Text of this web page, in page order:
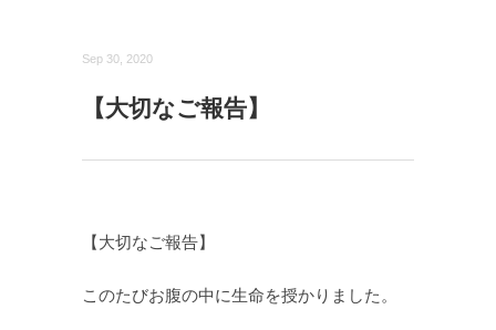
Sep 30, 2020
【大切なご報告】
【大切なご報告】‬
‪このたびお腹の中に生命を授かりました。‬